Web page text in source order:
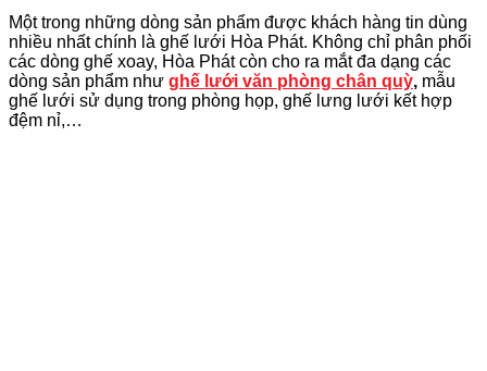
Một trong những dòng sản phẩm được khách hàng tin dùng
nhiều nhất chính là ghế lưới Hòa Phát. Không chỉ phân phối
các dòng ghế xoay, Hòa Phát còn cho ra mắt đa dạng các
dòng sản phẩm như ghế lưới văn phòng chân quỳ, mẫu
ghế lưới sử dụng trong phòng họp, ghế lưng lưới kết hợp
đệm nỉ,…